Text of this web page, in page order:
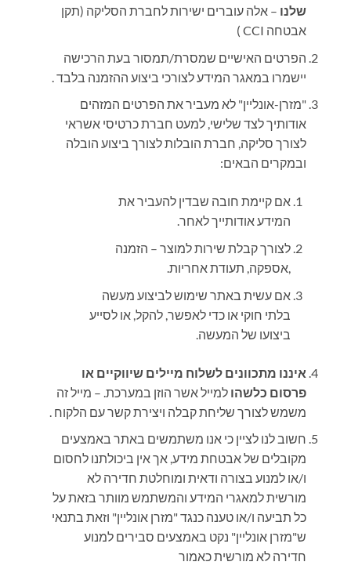
שלנו – אלה עוברים ישירות לחברת הסליקה (תקן
אבטחה CCI
)
הפרטים האישיים שמסרת/תמסור בעת הרכישה
יישמרו במאגר המידע לצורכי ביצוע ההזמנה בלבד .
"מזרן-אונליין" לא מעביר את הפרטים המזהים
אודותיך לצד שלישי, למעט חברת כרטיסי אשראי
לצורך סליקה, חברת הובלות לצורך ביצוע הובלה
ובמקרים הבאים:
אם קיימת חובה שבדין להעביר את
המידע אודותייך לאחר.
לצורך קבלת שירות למוצר – הזמנה
,אספקה, תעודת אחריות.
אם עשית באתר שימוש לביצוע מעשה
בלתי חוקי או כדי לאפשר, להקל, או לסייע
ביצועו של המעשה.
איננו מתכוונים לשלוח מיילים שיווקיים או
פרסום כלשהו למייל אשר הוזן במערכת. – מייל זה
משמש לצורך שליחת קבלה ויצירת קשר עם הלקוח .
חשוב לנו לציין כי אנו משתמשים באתר באמצעים
מקובלים של אבטחת מידע, אך אין ביכולתנו לחסום
ו/או למנוע בצורה ודאית ומוחלטת חדירה לא
מורשית למאגרי המידע והמשתמש מוותר בזאת על
כל תביעה ו/או טענה כנגד "מזרן אונליין" וזאת בתנאי
ש"מזרן אונליין" נקט באמצעים סבירים למנוע
חדירה לא מורשית כאמור